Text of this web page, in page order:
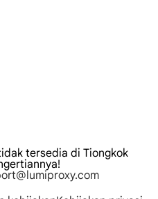
tersedia di Tiongkok